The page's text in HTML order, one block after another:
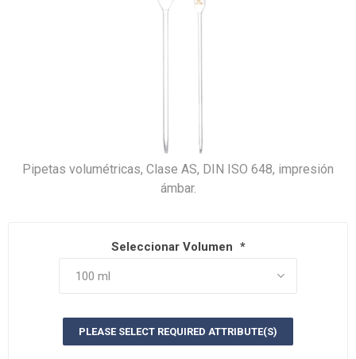
Pipetas volumétricas, Clase AS, DIN ISO 648, impresión
ámbar.
Seleccionar Volumen *
PLEASE SELECT REQUIRED ATTRIBUTE(S)